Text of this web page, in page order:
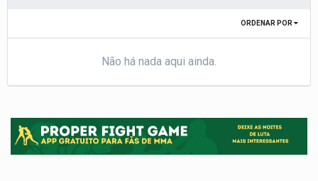
ORDENAR POR
Não há nada aqui ainda.